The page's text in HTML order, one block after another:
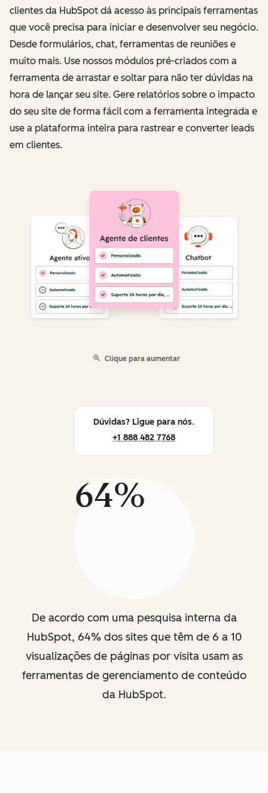
clientes da HubSpot dá acesso às principais ferramentas
que você precisa para iniciar e desenvolver seu negócio.
Desde formulários, chat, ferramentas de reuniões e
muito mais. Use nossos módulos pré-criados com a
ferramenta de arrastar e soltar para não ter dúvidas na
hora de lançar seu site. Gere relatórios sobre o impacto
do seu site de forma fácil com a ferramenta integrada e
use a plataforma inteira para rastrear e converter leads
em clientes.
Clique para aumentar
Dúvidas? Ligue para nós.
+1 888 482 7768
64%
De acordo com uma pesquisa interna da
HubSpot, 64% dos sites que têm de 6 a 10
visualizações de páginas por visita usam as
ferramentas de gerenciamento de conteúdo
da HubSpot.